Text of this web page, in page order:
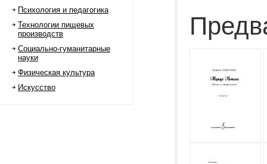
Психология и педагогика
Технологии пищевых
производств
Социально-гуманитарные
науки
Физическая культура
Искусство